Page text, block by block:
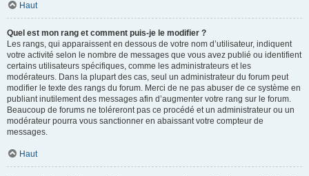
Haut
Quel est mon rang et comment puis-je le modifier ?
Les rangs, qui apparaissent en dessous de votre nom d’utilisateur, indiquent
votre activité selon le nombre de messages que vous avez publié ou identifient
certains utilisateurs spécifiques, comme les administrateurs et les
modérateurs. Dans la plupart des cas, seul un administrateur du forum peut
modifier le texte des rangs du forum. Merci de ne pas abuser de ce système en
publiant inutilement des messages afin d’augmenter votre rang sur le forum.
Beaucoup de forums ne toléreront pas ce procédé et un administrateur ou un
modérateur pourra vous sanctionner en abaissant votre compteur de
messages.
Haut